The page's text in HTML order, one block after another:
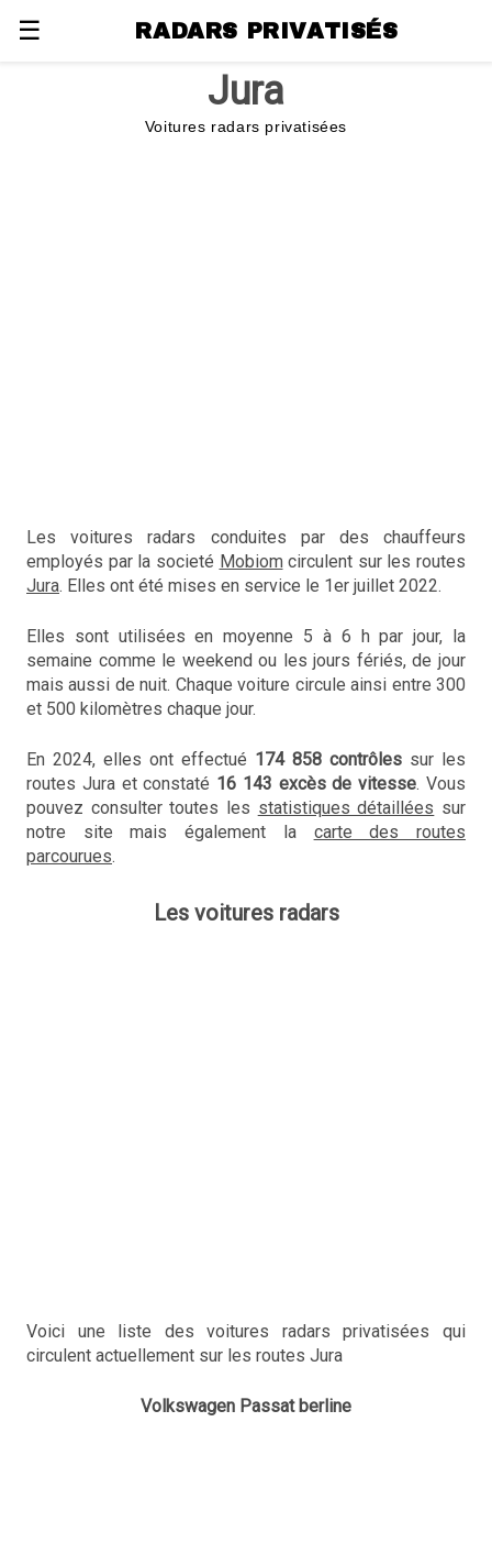
☰ RADARS PRIVATISÉS
Jura
Voitures radars privatisées
Les voitures radars conduites par des chauffeurs
employés par la societé Mobiom circulent sur les routes
Jura. Elles ont été mises en service le 1er juillet 2022.
Elles sont utilisées en moyenne 5 à 6 h par jour, la
semaine comme le weekend ou les jours fériés, de jour
mais aussi de nuit. Chaque voiture circule ainsi entre 300
et 500 kilomètres chaque jour.
En 2024, elles ont effectué 174 858 contrôles sur les
routes Jura et constaté 16 143 excès de vitesse. Vous
pouvez consulter toutes les statistiques détaillées sur
notre site mais également la carte des routes
parcourues.
Les voitures radars
Voici une liste des voitures radars privatisées qui
circulent actuellement sur les routes Jura
Volkswagen Passat berline